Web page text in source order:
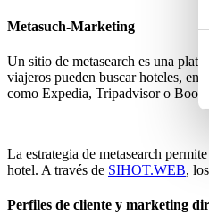
Metasuch-Marketing
Un sitio de metasearch es una
viajeros pueden buscar hoteles,
como Expedia, Tripadvisor o
La estrategia de metasearch
hotel. A través de SIHOT.WEB,
Perfiles de cliente y marketing